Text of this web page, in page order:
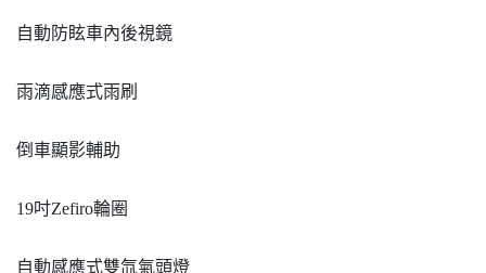
自動防眩車內後視鏡
雨滴感應式雨刷
倒車顯影輔助
19吋Zefiro輪圈
自動感應式雙氙氣頭燈